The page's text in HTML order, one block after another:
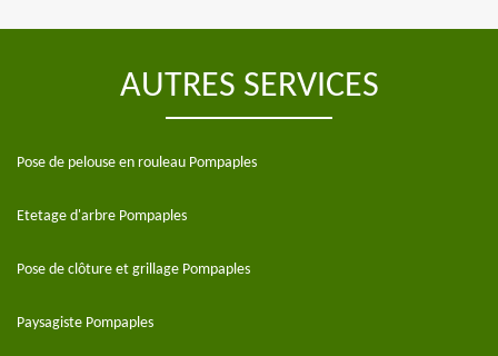
AUTRES SERVICES
Pose de pelouse en rouleau Pompaples
Etetage d'arbre Pompaples
Pose de clôture et grillage Pompaples
Paysagiste Pompaples